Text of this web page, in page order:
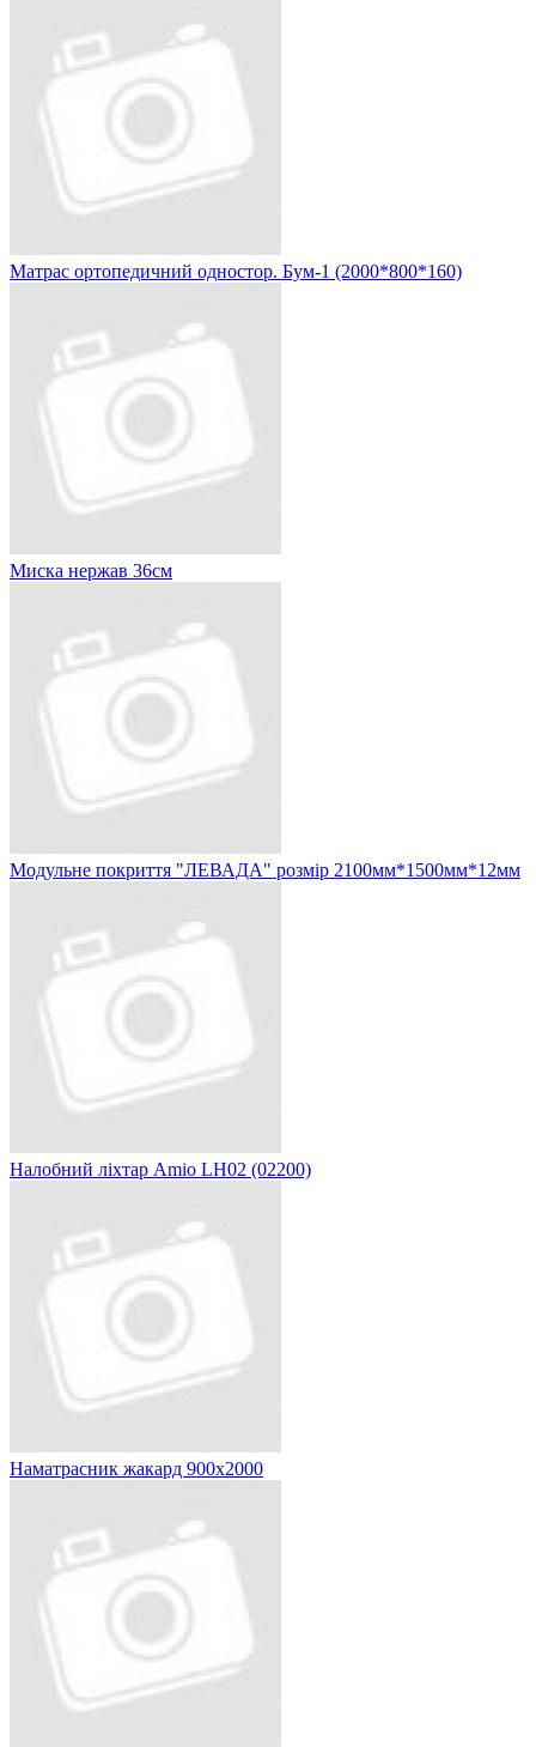
Матрас ортопедичний одностор. Бум-1 (2000*800*160)
Миска нержав 36см
Модульне покриття "ЛЕВАДА" розмір 2100мм*1500мм*12мм
Налобний ліхтар Amio LH02 (02200)
Наматрасник жакард 900х2000